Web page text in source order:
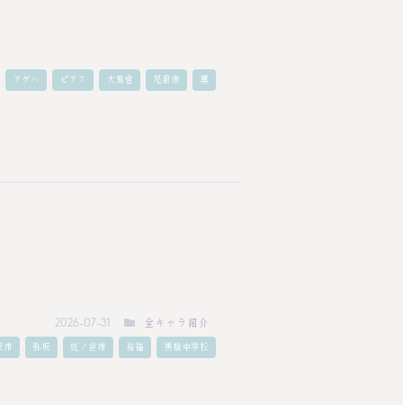
, アゲハ , ピアス , 大鷲會 , 尾泉市 , 薫
2026-07-31 全キャラ紹介
市 , 弥坂 , 虹ノ宮市 , 裕福 , 黒橋中学校